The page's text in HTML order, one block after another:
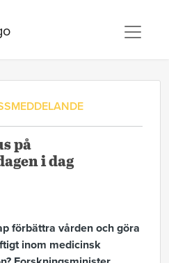
på
i dag
förbättra vården och göra
inom medicinsk